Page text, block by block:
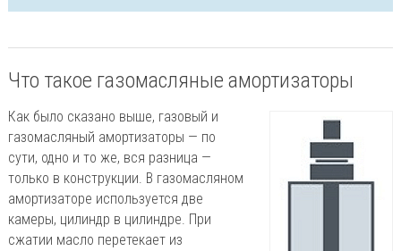
Что такое газомасляные амортизаторы
Как было сказано выше, газовый и
газомасляный амортизаторы — по
сути, одно и то же, вся разница —
только в конструкции. В газомасляном
амортизаторе используется две
камеры, цилиндр в цилиндре. При
сжатии масло перетекает из